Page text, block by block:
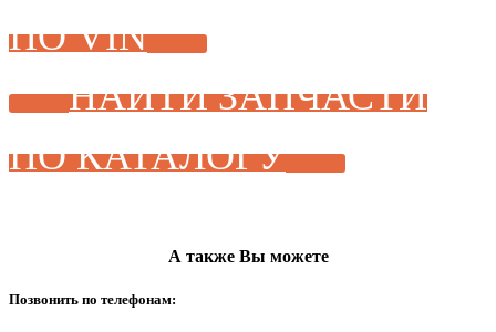
ПО VIN
НАЙТИ ЗАПЧАСТИ
ПО КАТАЛОГУ
А также Вы можете
Позвонить по телефонам: